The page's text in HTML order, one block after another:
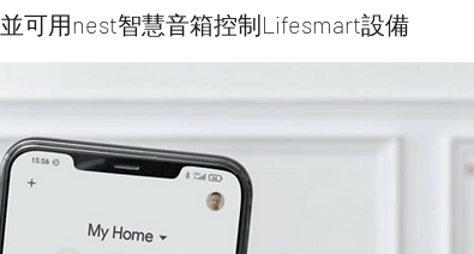
並可用nest智慧音箱控制Lifesmart設備